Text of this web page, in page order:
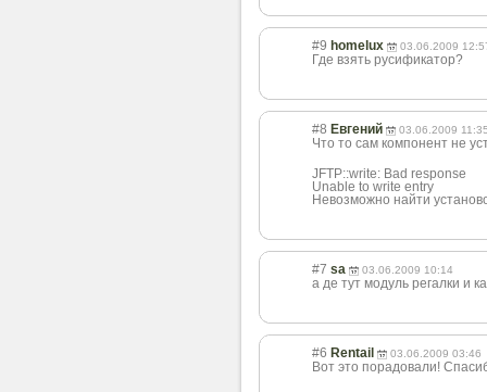
#9 homelux 03.06.2009
Где взять русификатор?
#8 Евгений 03.06.2009
Что то сам компонент не
JFTP::write: Bad response
Unable to write entry
Невозможно найти
#7 sa 03.06.2009 10:14
а де тут модуль регалки и
#6 Rentail 03.06.2009 03:46
Вот это порадовали!